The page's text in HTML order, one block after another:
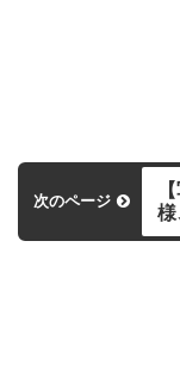
次のページ
様